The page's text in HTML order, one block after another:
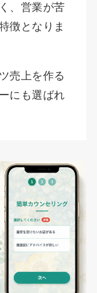
、営業が苦
徴となりま
売上を作る
にも選ばれ